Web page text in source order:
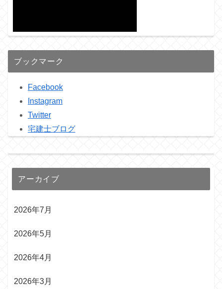
ブックマーク
Facebook
Instagram
Twitter
宅建士ブログ
アーカイブ
2026年7月
2026年5月
2026年4月
2026年3月